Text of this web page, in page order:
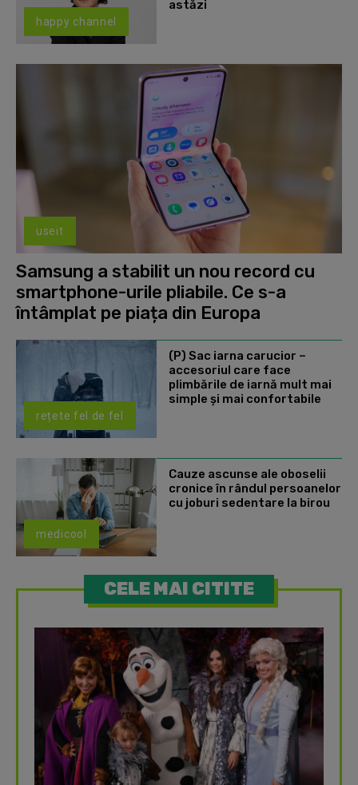
happy channel
astăzi
useit
Samsung a stabilit un nou record cu
smartphone-urile pliabile. Ce s-a
întâmplat pe piața din Europa
rețete fel de fel
(P) Sac iarna carucior –
accesoriul care face
plimbările de iarnă mult mai
simple și mai confortabile
medicool
Cauze ascunse ale oboselii
cronice în rândul persoanelor
cu joburi sedentare la birou
CELE MAI CITITE